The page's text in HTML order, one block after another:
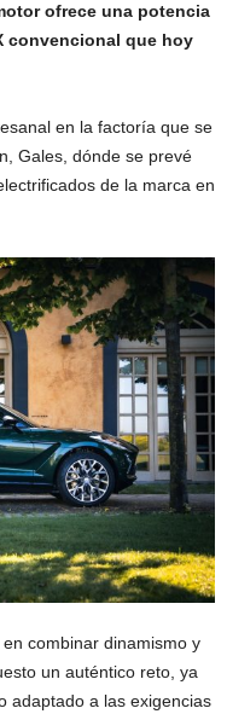
ofrece una potencia
convencional que hoy
en la factoría que se
Gales, dónde se prevé
de la marca en
combinar dinamismo y
un auténtico reto, ya
adaptado a las exigencias